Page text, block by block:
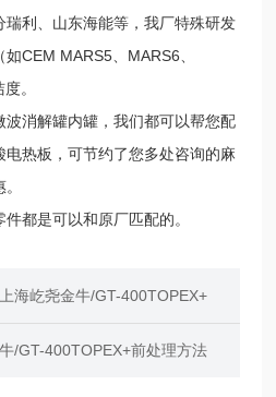
瑞利、山东海能等，我厂特殊研发
CEM MARS5、MARS6、
。
波消解罐内罐，我们都可以帮您配
热板，可节约了您多处咨询的麻
件都是可以和原厂匹配的。
海屹尧金牛/GT-400TOPEX+
/GT-400TOPEX+前处理方法